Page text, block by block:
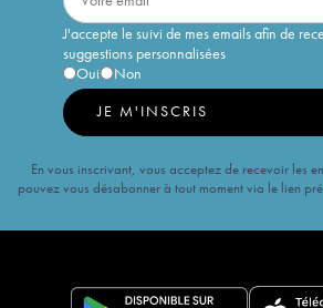
J'accepte le suivi de mes emails afin de
suggestions personnalisées
Oui
Non
JE M'INSCRIS
En vous inscrivant, vous acceptez de recevoir les
pouvez vous désabonner à tout moment via le lien